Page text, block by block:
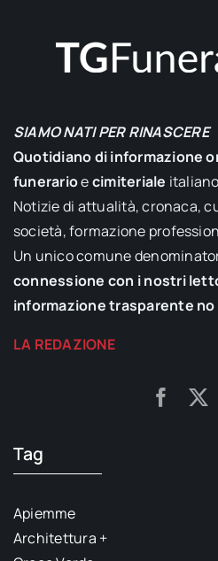
SIAMO NATI PER RINASCERE
Quotidiano di informazione
funerarioecimiteriale
Notizie di attualità, cronaca,
società, formazione
Un unico comune
connessione con i nostri
informazione trasparente no
LA REDAZIONE
Tag
Apiemme
Architettura +